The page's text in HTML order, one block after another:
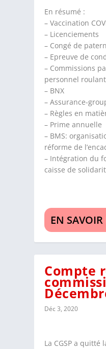
En résumé :
– Vaccination
– Licenciements
– Congé de
– Epreuve de
– Commissions
personnel roulant
– BNX
– Assurance-
– Règles en
– Prime annuelle
– BMS:
réforme de
– Intégration du
caisse de
EN SAVOIR
Compte
Déc 3, 2020
La CGSP a quitté